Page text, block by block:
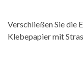
Verschließen Sie die
Klebepapier mit